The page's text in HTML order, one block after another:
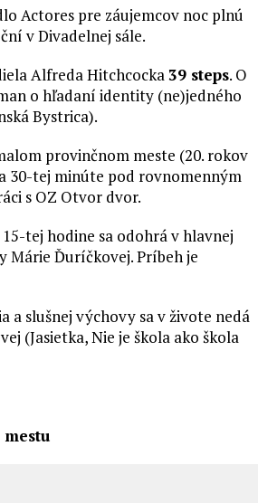
Actores pre záujemcov noc plnú
v Divadelnej sále.
Alfreda Hitchcocka39 steps. O
o hľadaní identity (ne)jedného
Bystrica).
provinčnom meste (20. rokov
30-tej minúte pod rovnomenným
s OZ Otvor dvor.
tej hodine sa odohrá v hlavnej
Márie Ďuríčkovej. Príbeh je
a slušnej výchovy sa v živote nedá
(Jasietka, Nie je škola ako škola